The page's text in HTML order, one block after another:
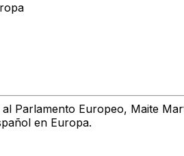
Parlamento Europeo, Maite
en Europa.